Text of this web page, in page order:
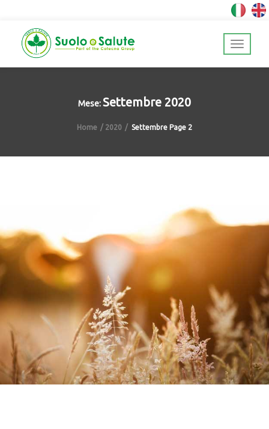
Mese:Settembre 2020
Home 2020 Settembre Page 2